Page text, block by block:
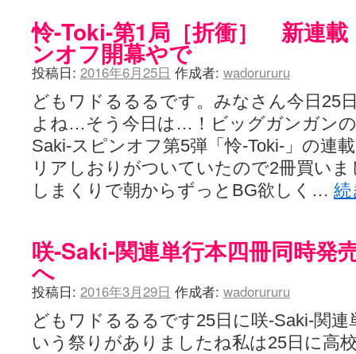
らぎこのだらだら日記帳 - 咲 -saki- / 咲アンテナ杯お疲れ様でした(半
考える凡人 / [咲-Saki-]姉帯豊音の能力考察―暦占という仮説― (04:47)
まいるーむ / よく分かる、有珠山高校！（キャラについてひたすら語
プンスコ！ 野依日和！ - 咲-Saki- / 小蒔「渚のあわあわダブリィレイ
幸咲良し / コメ返しその他
(08:27)
咲の仮blog / 和ちゃん (12:02)
もれ日和 / 一ちゃんのフィギュアと聞いたので (08:30)
読んだらそのままトイレで流して / 【今週の末原ちゃん】咲-Saki-
世紀末麻雀ブログ-じゃんキチ！ / 【咲-saki-】穏乃の良さを俺が「あ
すばらな人生 / 全国編終了！ ところで、すばら先輩はどれくらい出
ハッちゃんの四喜和 - 咲-Saki- / 咲-Saki-全国編 第13話 最終回かぁ
花鳥風月 - 咲-Saki- / やえたんイェイ～
電波天文学 - 咲-Saki- / BOOTH (15:19)
Powered by livedoor 相互RSS
怜-Toki-第1局［折衝］ 新連載
ンオフ開幕やで
投稿日: 2016年6月25日 作成者: wadorururu
どもワドるるるです。みなさん今日25
よね…そう今日は…！ビッグガンガン
Saki-スピンオフ第5弾「怜-Toki-」の連
リアしおりがついていたので2冊買い
しまくりで朝からずっとBG欲しく…
咲-Saki-関連単行本四冊同時
へ
投稿日: 2016年3月29日 作成者: wadorururu
どもワドるるるです25日に咲-Saki-関連
いう祭りがありましたね私は25日に高